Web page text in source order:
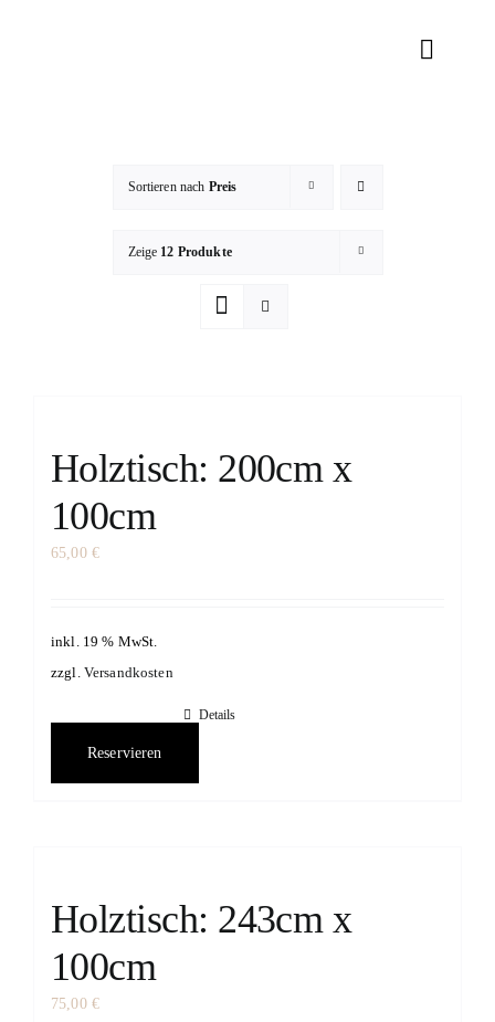
Toggle
Sortieren nach Preis
Zeige 12 Produkte
Holztisch: 200cm x
100cm
65,00 €
inkl. 19 % MwSt.
zzgl. Versandkosten
Reservieren
Details
Holztisch: 243cm x
100cm
75,00 €